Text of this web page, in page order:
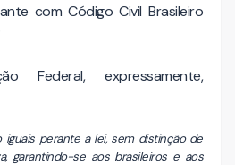
com Código Civil Brasileiro
Federal, expressamente,
iguais perante a lei, sem distinção de
garantindo-se aos brasileiros e aos